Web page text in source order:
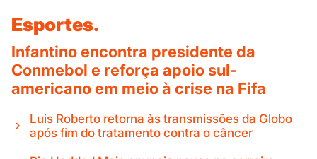
Esportes.
Infantino encontra presidente da
Conmebol e reforça apoio sul-
americano em meio à crise na Fifa
Luis Roberto retorna às transmissões da Globo
após fim do tratamento contra o câncer